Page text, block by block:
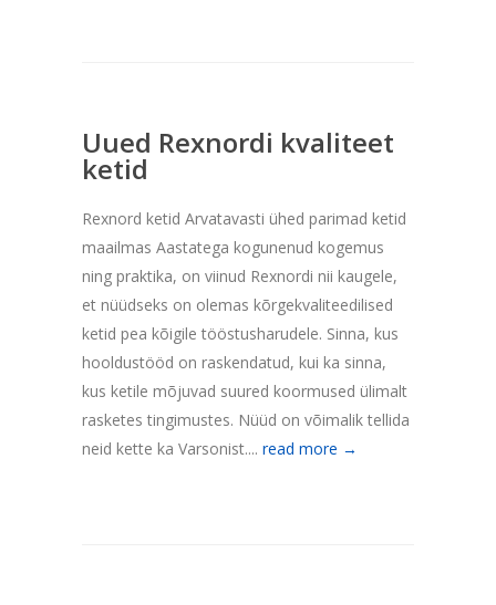
Uued Rexnordi kvaliteet
ketid
Rexnord ketid Arvatavasti ühed parimad ketid
maailmas Aastatega kogunenud kogemus
ning praktika, on viinud Rexnordi nii kaugele,
et nüüdseks on olemas kõrgekvaliteedilised
ketid pea kõigile tööstusharudele. Sinna, kus
hooldustööd on raskendatud, kui ka sinna,
kus ketile mõjuvad suured koormused ülimalt
rasketes tingimustes. Nüüd on võimalik tellida
neid kette ka Varsonist.... read more →